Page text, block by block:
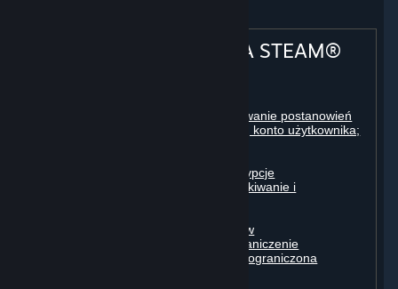
UMOWA UŻYTKOWNIKA STEAM®
Rejestracja użytkownika; obowiązywanie postanowień
umowy w stosunku do użytkownika; konto użytkownika;
Rozliczenia, płatności i inne subskrypcje
Zasady postępowania w sieci, oszukiwanie i
Treści tworzone przez użytkowników
Wyłączenia odpowiedzialności; ograniczenie
odpowiedzialności; brak gwarancji; ograniczona